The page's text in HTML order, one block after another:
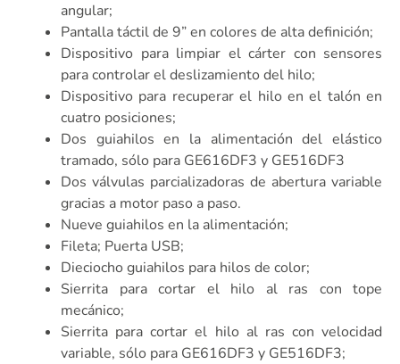
angular;
Pantalla táctil de 9” en colores de alta definición;
Dispositivo para limpiar el cárter con sensores
para controlar el deslizamiento del hilo;
Dispositivo para recuperar el hilo en el talón en
cuatro posiciones;
Dos guiahilos en la alimentación del elástico
tramado, sólo para GE616DF3 y GE516DF3
Dos válvulas parcializadoras de abertura variable
gracias a motor paso a paso.
Nueve guiahilos en la alimentación;
Fileta; Puerta USB;
Dieciocho guiahilos para hilos de color;
Sierrita para cortar el hilo al ras con tope
mecánico;
Sierrita para cortar el hilo al ras con velocidad
variable, sólo para GE616DF3 y GE516DF3;